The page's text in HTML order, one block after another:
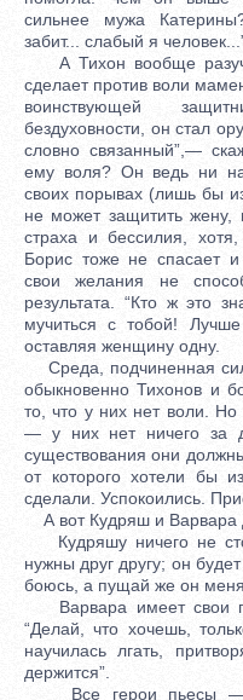
сильнее мужа
забит... слабый я
А Тихон вообще
сделает против воли
воинствующей
бездуховности, он стал
словно связанный”,—
ему воля? Он ведь ни
своих порывах (лишь бы
не может защитить жену,
страха и бессилия,
Борис тоже не спасает
свои желания не
результата. “Кто ж это
мучиться с тобой!
оставляя женщину одну.
Среда, подчиненная
обыкновенно Тихонов и
то, что у них нет воли. Но
— у них нет ничего за
существования они
от которого хотели бы
сделали. Успокоились.
А вот Кудряш и Варвара
Кудряшу ничего не
нужны друг другу; он
боюсь, а пущай же он меня
Варвара имеет свои
“Делай, что хочешь,
научилась лгать,
держится”.
Все герои пьесы —